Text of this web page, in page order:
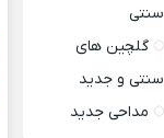
سنتی
گلچین های
سنتی و جدید
مداحی جدید